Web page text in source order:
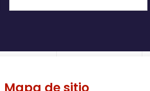
Mapa de sitio